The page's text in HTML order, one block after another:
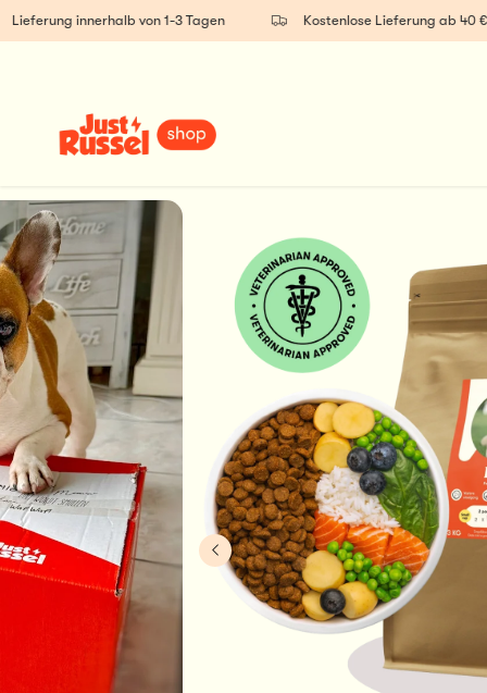
innerhalb von 1-3 Tagen Kostenlose Lieferung ab 40 €